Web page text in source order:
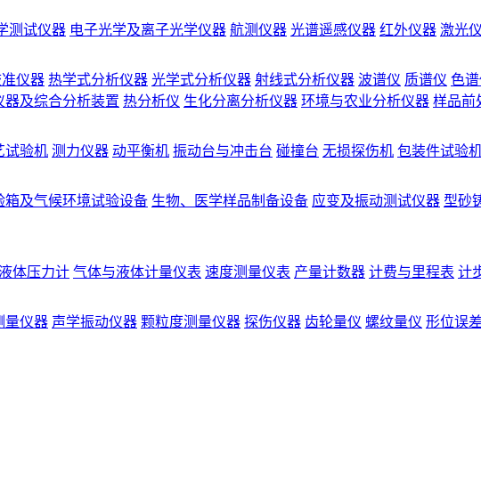
测试仪器 电子光学及离子光学仪器 航测仪器 光谱遥感仪器 红外仪器 激光
仪器 热学式分析仪器 光学式分析仪器 射线式分析仪器 波谱仪 质谱仪 色
器及综合分析装置 热分析仪 生化分离分析仪器 环境与农业分析仪器 样品前
试验机 测力仪器 动平衡机 振动台与冲击台 碰撞台 无损探伤机 包装件试验
箱及气候环境试验设备 生物、医学样品制备设备 应变及振动测试仪器 型砂
液体压力计 气体与液体计量仪表 速度测量仪表 产量计数器 计费与里程表 计
量仪器 声学振动仪器 颗粒度测量仪器 探伤仪器 齿轮量仪 螺纹量仪 形位误